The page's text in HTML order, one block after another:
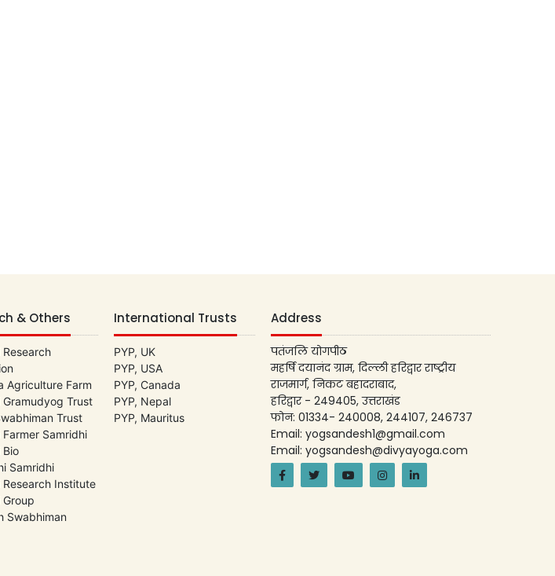
& Others
Research
Agriculture Farm
Gramudyog Trust
Trust
Farmer Samridhi
Bio
Samridhi
Research Institute
Group
Swabhiman
International Trusts
PYP, UK
PYP, USA
PYP, Canada
PYP, Nepal
PYP, Mauritus
Address
पतंजलि योगपीठ
महर्षि दयानंद ग्राम, दिल्ली हरिद्वार राष्ट्रीय
राजमार्ग, निकट बहादराबाद,
हरिद्वार - 249405, उत्तराखंड
फोन: 01334- 240008, 244107, 246737
Email: yogsandesh1@gmail.com
Email: yogsandesh@divyayoga.com